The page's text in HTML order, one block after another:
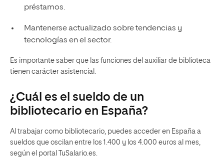
préstamos.
Mantenerse actualizado sobre tendencias y
tecnologías en el sector.
Es importante saber que las funciones del auxiliar de biblioteca
tienen carácter asistencial.
¿Cuál es el sueldo de un
bibliotecario en España?
Al trabajar como bibliotecario, puedes acceder en España a
sueldos que oscilan entre los 1.400 y los 4.000 euros al mes,
según el portal TuSalario.es.